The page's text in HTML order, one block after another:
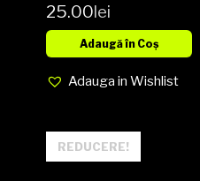
Limited
Edition,
Cover VG
25.00lei
Adaugă în Coș
Adauga in Wishlist
REDUCERE!